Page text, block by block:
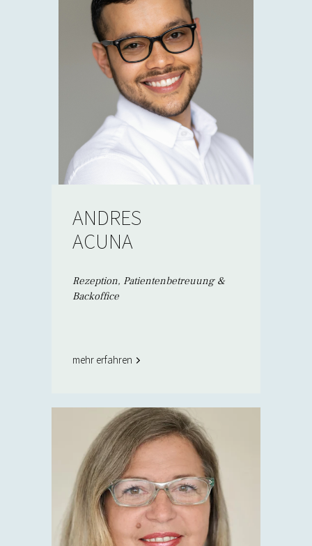
ANDRES
ACUNA
Rezeption, Patientenbetreuung &
Backoffice
mehr erfahren